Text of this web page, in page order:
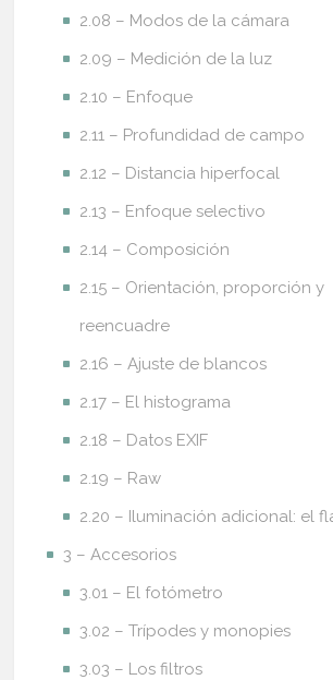
2.08 – Modos de la cámara
2.09 – Medición de la luz
2.10 – Enfoque
2.11 – Profundidad de campo
2.12 – Distancia hiperfocal
2.13 – Enfoque selectivo
2.14 – Composición
2.15 – Orientación, proporción y
reencuadre
2.16 – Ajuste de blancos
2.17 – El histograma
2.18 – Datos EXIF
2.19 – Raw
2.20 – Iluminación adicional: el
3 – Accesorios
3.01 – El fotómetro
3.02 – Trípodes y monopies
3.03 – Los filtros